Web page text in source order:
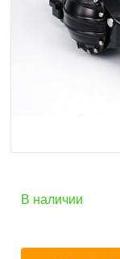
В наличии